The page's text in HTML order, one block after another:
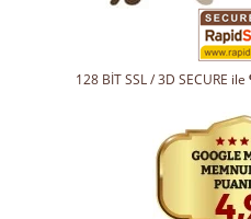
128 BİT SSL / 3D SECURE ile